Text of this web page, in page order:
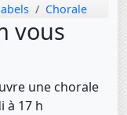
Chorale
vous
une chorale
à 17 h